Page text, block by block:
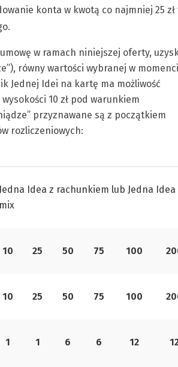
konta w kwotą co najmniej 25 zł
w ramach niniejszej oferty,
równy wartości wybranej w
Jednej Idei na kartę ma możliwość
10 zł pod warunkiem
przyznawane są z początkiem
rozliczeniowych:
Jedna Idea z rachunkiem lub Jedna Idea
mix
10 25 50 75 100
10 25 50 75 100
1 1 6 6 12